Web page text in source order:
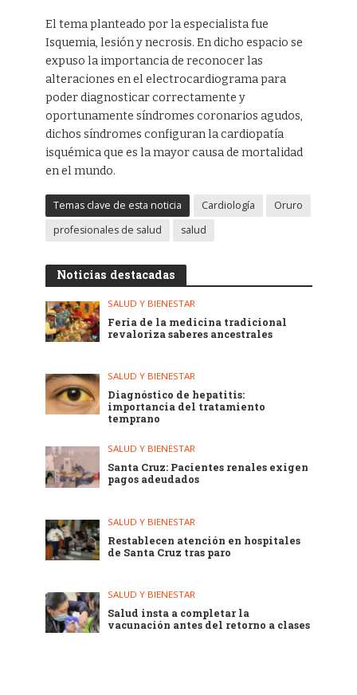
El tema planteado por la especialista fue
Isquemia, lesión y necrosis. En dicho espacio se
expuso la importancia de reconocer las
alteraciones en el electrocardiograma para
poder diagnosticar correctamente y
oportunamente síndromes coronarios agudos,
dichos síndromes configuran la cardiopatía
isquémica que es la mayor causa de mortalidad
en el mundo.
Temas clave de esta noticia Cardiología
Oruro
profesionales de salud
salud
Noticias destacadas
SALUD Y BIENESTAR
Feria de la medicina tradicional
revaloriza saberes ancestrales
SALUD Y BIENESTAR
Diagnóstico de hepatitis:
importancia del tratamiento
temprano
SALUD Y BIENESTAR
Santa Cruz: Pacientes renales exigen
pagos adeudados
SALUD Y BIENESTAR
Restablecen atención en hospitales
de Santa Cruz tras paro
SALUD Y BIENESTAR
Salud insta a completar la
vacunación antes del retorno a clases